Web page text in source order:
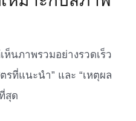
ห็นภาพรวมอย่างรวดเร็ว
รที่แนะนำ” และ “เหตุผล
สุด